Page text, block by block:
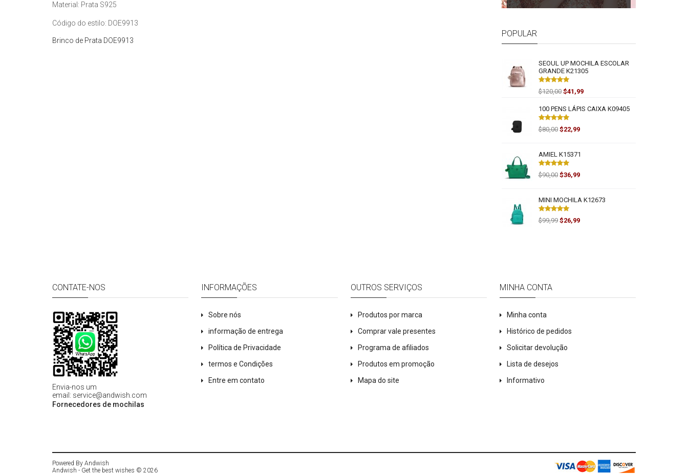
Material: Prata S925
Código do estilo: DOE9913
Brinco de Prata DOE9913
POPULAR
SEOUL UP MOCHILA ESCOLAR
GRANDE K21305
$120,00 $41,99
100 PENS LÁPIS CAIXA K09405
$80,00 $22,99
AMIEL K15371
$90,00 $36,99
MINI MOCHILA K12673
$99,99 $26,99
CONTATE-NOS
Envia-nos um
email : service@andwish.com
Fornecedores de mochilas
INFORMAÇÕES
Sobre nós
informação de entrega
Política de Privacidade
termos e Condições
Entre em contato
OUTROS SERVIÇOS
Produtos por marca
Comprar vale presentes
Programa de afiliados
Produtos em promoção
Mapa do site
MINHA CONTA
Minha conta
Histórico de pedidos
Solicitar devolução
Lista de desejos
Informativo
Powered By Andwish
Andwish - Get the best wishes © 2026